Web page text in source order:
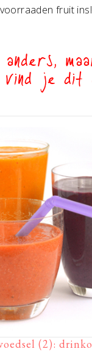
fruit
vind je dit
(2):